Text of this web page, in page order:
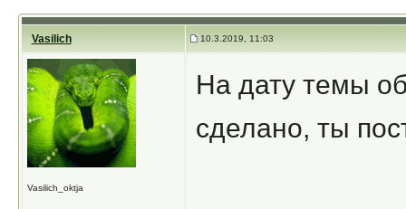
Vasilich 10.3.2019, 11:03
Vasilich_oktja
На дату темы
сделано, ты